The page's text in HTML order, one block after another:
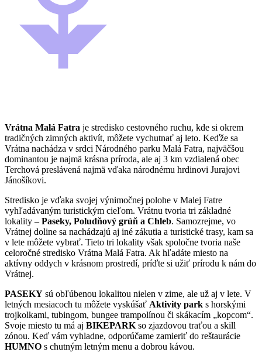
Vrátna Malá Fatra je stredisko cestovného ruchu, kde si okrem
tradičných zimných aktivít, môžete vychutnať aj leto. Keďže sa
Vrátna nachádza v srdci Národného parku Malá Fatra, najväčšou
dominantou je najmä krásna príroda, ale aj 3 km vzdialená obec
Terchová preslávená najmä vďaka národnému hrdinovi Jurajovi
Jánošíkovi.
Stredisko je vďaka svojej výnimočnej polohe v Malej Fatre
vyhľadávaným turistickým cieľom. Vrátnu tvoria tri základné
lokality – Paseky, Poludňový grúň a Chleb. Samozrejme, vo
Vrátnej doline sa nachádzajú aj iné zákutia a turistické trasy, kam sa
v lete môžete vybrať. Tieto tri lokality však spoločne tvoria naše
celoročné stredisko Vrátna Malá Fatra. Ak hľadáte miesto na
aktívny oddych v krásnom prostredí, príďte si užiť prírodu k nám do
Vrátnej.
PASEKY sú obľúbenou lokalitou nielen v zime, ale už aj v lete. V
letných mesiacoch tu môžete vyskúšať Aktivity park s horskými
trojkolkami, tubingom, bungee trampolínou či skákacím „kopcom“.
Svoje miesto tu má aj BIKEPARK so zjazdovou traťou a skill
zónou. Keď vám vyhladne, odporúčame zamieriť do reštaurácie
HUMNO s chutným letným menu a dobrou kávou.